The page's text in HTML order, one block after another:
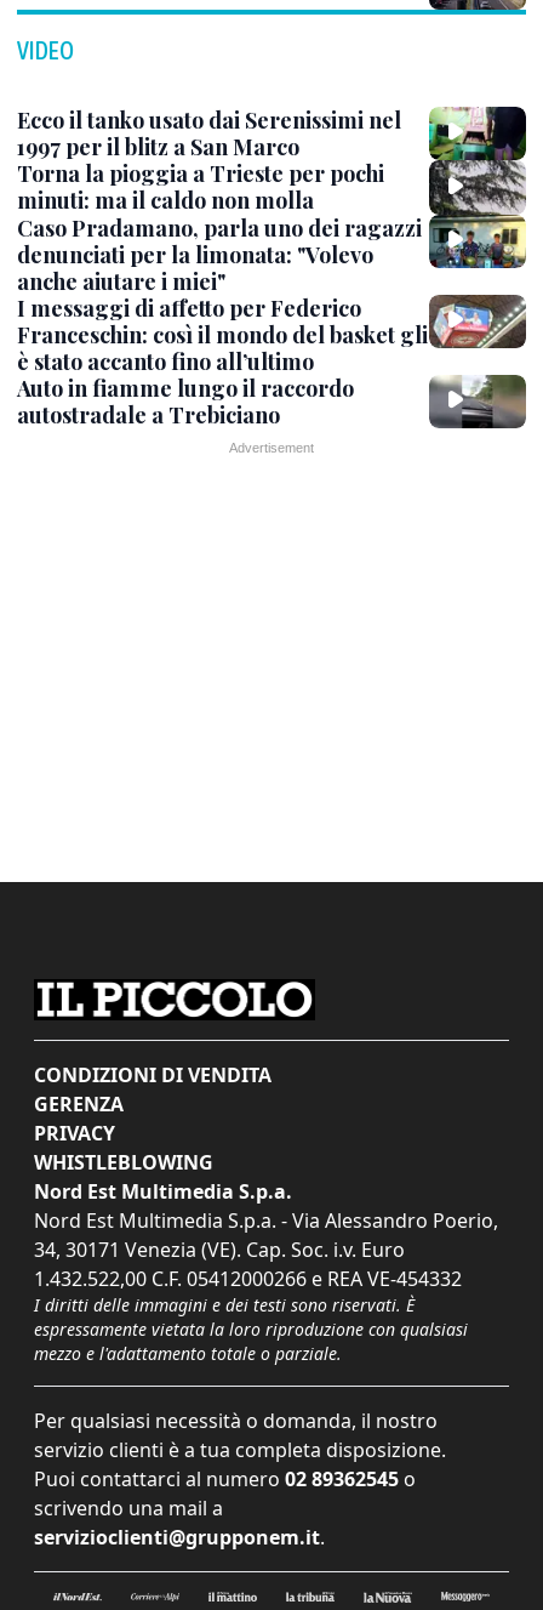
VIDEO
Ecco il tanko usato dai Serenissimi nel
1997 per il blitz a San Marco
Torna la pioggia a Trieste per pochi
minuti: ma il caldo non molla
Caso Pradamano, parla uno dei ragazzi
denunciati per la limonata: "Volevo
anche aiutare i miei"
I messaggi di affetto per Federico
Franceschin: così il mondo del basket gli
è stato accanto fino all’ultimo
Auto in fiamme lungo il raccordo
autostradale a Trebiciano
CONDIZIONI DI VENDITA
GERENZA
PRIVACY
WHISTLEBLOWING
Nord Est Multimedia S.p.a.
Nord Est Multimedia S.p.a. - Via Alessandro Poerio,
34, 30171 Venezia (VE). Cap. Soc. i.v. Euro
1.432.522,00 C.F. 05412000266 e REA VE-454332
I diritti delle immagini e dei testi sono riservati. È
espressamente vietata la loro riproduzione con qualsiasi
mezzo e l'adattamento totale o parziale.
Per qualsiasi necessità o domanda, il nostro
servizio clienti è a tua completa disposizione.
Puoi contattarci al numero 02 89362545 o
scrivendo una mail a
servizioclienti@grupponem.it.